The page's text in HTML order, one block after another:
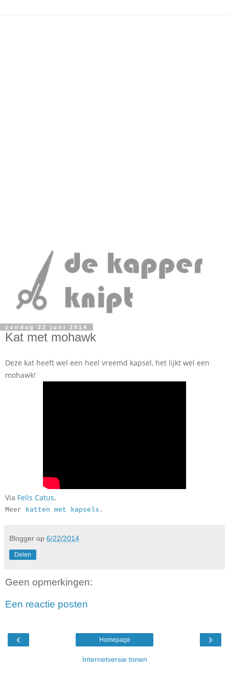
zondag 22 juni 2014
Kat met mohawk
Deze kat heeft wel een heel vreemd kapsel, het lijkt wel een
mohawk!
Via Felis Catus.
Meer katten met kapsels .
Blogger op 6/22/2014
Delen
Geen opmerkingen:
Een reactie posten
‹ ›
Homepage
Internetversie tonen